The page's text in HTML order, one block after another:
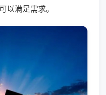
以满足需求。